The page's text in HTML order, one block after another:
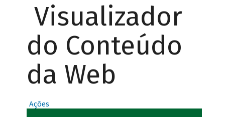
Visualizador
do Conteúdo
da Web
Ações